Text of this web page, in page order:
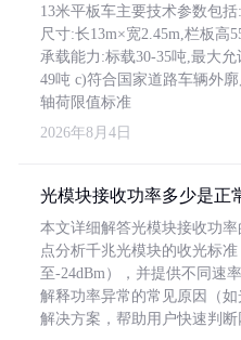
13米平板车主要技术参数包括
尺寸:长13m×宽2.45m,栏板高
承载能力:标载30-35吨,最大允
49吨 c)符合国家道路车辆外廓
轴荷限值标准
2026年8月4日
光模块接收功率多少是正
本文详细解答光模块接收功
点分析千兆光模块的收光标
至-24dBm），并提供不同速
解释功率异常的常见原因（
解决方案，帮助用户快速判断